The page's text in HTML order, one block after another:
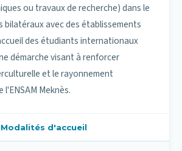
bénéficiaires s'effectue sur la base de
et académiques :
;
pédagogique ;
requis ;
ou travaux de recherche) dans le
bilatéraux avec des établissements
des étudiants internationaux
démarche visant à renforcer
et le rayonnement
Meknès.
d'accueil